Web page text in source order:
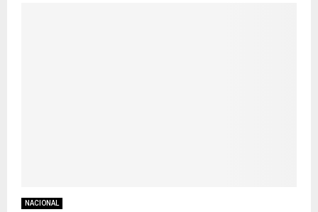
NACIONAL